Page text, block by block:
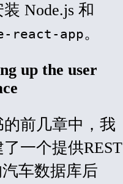
Node.js 和
react-app。
up the user
前几章中，我
一个提供REST
车数据库后